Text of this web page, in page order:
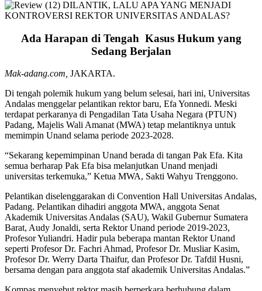
Ada Harapan di Tengah Kasus Hukum yang
Sedang Berjalan
Mak-adang.com, JAKARTA.
Di tengah polemik hukum yang belum selesai, hari ini, Universitas
Andalas menggelar pelantikan rektor baru, Efa Yonnedi. Meski
terdapat perkaranya di Pengadilan Tata Usaha Negara (PTUN)
Padang, Majelis Wali Amanat (MWA) tetap melantiknya untuk
memimpin Unand selama periode 2023-2028.
“Sekarang kepemimpinan Unand berada di tangan Pak Efa. Kita
semua berharap Pak Efa bisa melanjutkan Unand menjadi
universitas terkemuka,” Ketua MWA, Sakti Wahyu Trenggono.
Pelantikan diselenggarakan di Convention Hall Universitas Andalas,
Padang. Pelantikan dihadiri anggota MWA, anggota Senat
Akademik Universitas Andalas (SAU), Wakil Gubernur Sumatera
Barat, Audy Jonaldi, serta Rektor Unand periode 2019-2023,
Profesor Yuliandri. Hadir pula beberapa mantan Rektor Unand
seperti Profesor Dr. Fachri Ahmad, Profesor Dr. Musliar Kasim,
Profesor Dr. Werry Darta Thaifur, dan Profesor Dr. Tafdil Husni,
bersama dengan para anggota staf akademik Universitas Andalas.”